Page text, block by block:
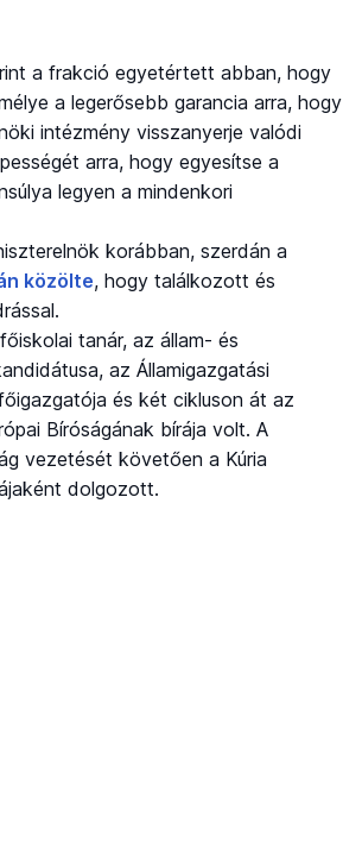
a frakció egyetértett abban, hogy
a legerősebb garancia arra, hogy
intézmény visszanyerje valódi
arra, hogy egyesítse a
legyen a mindenkori
korábban, szerdán a
közölte, hogy találkozott és
tanár, az állam- és
az Államigazgatási
és két cikluson át az
Bíróságának bírája volt. A
vezetését követően a Kúria
dolgozott.